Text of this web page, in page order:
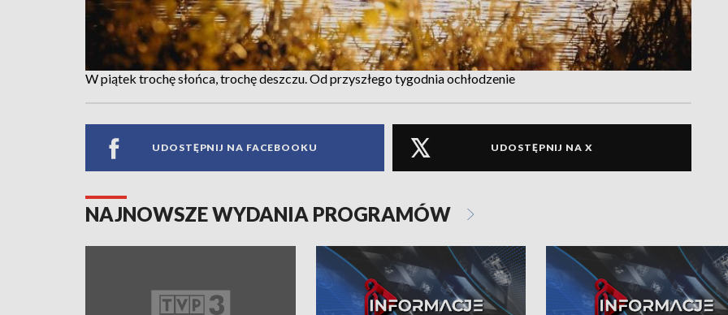
W piątek trochę słońca, trochę deszczu. Od przyszłego tygodnia ochłodzenie
UDOSTĘPNIJ NA FACEBOOKU UDOSTĘPNIJ NA X
NAJNOWSZE WYDANIA PROGRAMÓW